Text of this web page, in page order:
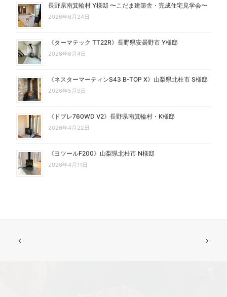
長野県南箕輪村 Y様邸 〜こだま建築舎・完成住宅見学会〜
2026年6月24日
《ターマテック TT22R》長野県安曇野市 Y様邸
2026年6月4日
《ネスターマーティンS43 B-TOP X》山梨県北杜市 S様邸
2026年5月9日
《ドブレ760WD V2》長野県南箕輪村・K様邸
2026年4月22日
《ヨツールF200》山梨県北杜市 N様邸
2026年4月11日